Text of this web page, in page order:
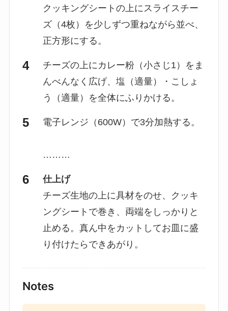
クッキングシートの上にスライスチー
ズ（4枚）を少しずつ重ねながら並べ、
正方形にする。
チーズの上にカレー粉（小さじ1）をま
んべんなく広げ、塩（適量）・こしょ
う（適量）を全体にふりかける。
電子レンジ（600W）で3分加熱する。
………
仕上げ
チーズ生地の上に具材をのせ、クッキ
ングシートで巻き、両端をしっかりと
止める。真ん中をカットしてお皿に盛
り付けたらできあがり。
Notes